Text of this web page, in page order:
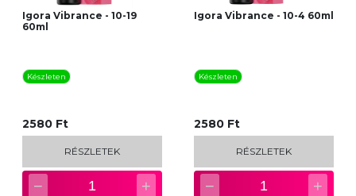
Igora Vibrance - 10-19
60ml
Készleten
2580 Ft
RÉSZLETEK
− 1 +
Igora Vibrance - 10-4 60ml
Készleten
2580 Ft
RÉSZLETEK
− 1 +